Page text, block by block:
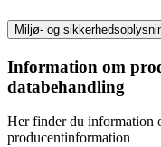
Miljø- og
Information om
databehandling
Her finder du information
producentinformation